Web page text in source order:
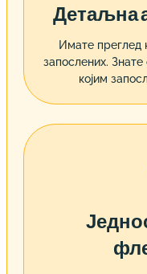
Детаљна
Имате преглед
запослених.
којим